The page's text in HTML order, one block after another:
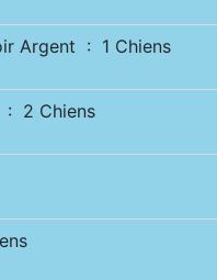
Argent : 1 Chiens
: 2 Chiens